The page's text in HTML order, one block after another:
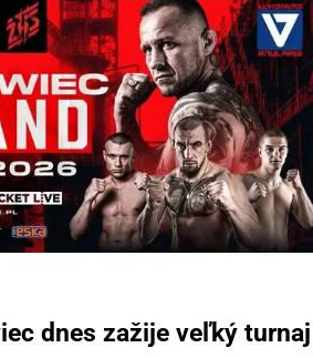
dnes zažije veľký turnaj